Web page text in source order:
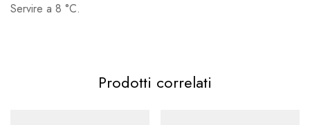
Servire a 8 °C.
Prodotti correlati